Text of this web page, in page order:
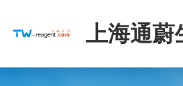
上海通蔚